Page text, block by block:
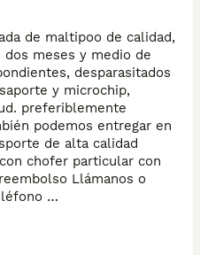
de maltipoo de calidad,
meses y medio de
desparasitados
y microchip,
preferiblemente
podemos entregar en
de alta calidad
chofer particular con
Llámanos o